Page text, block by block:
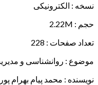
نسخه : الکترونیکی
حجم : 2.22M
تعداد صفحات : 228
موضوع : روانشناسی و
نویسنده : محمد پیام بهرام پور